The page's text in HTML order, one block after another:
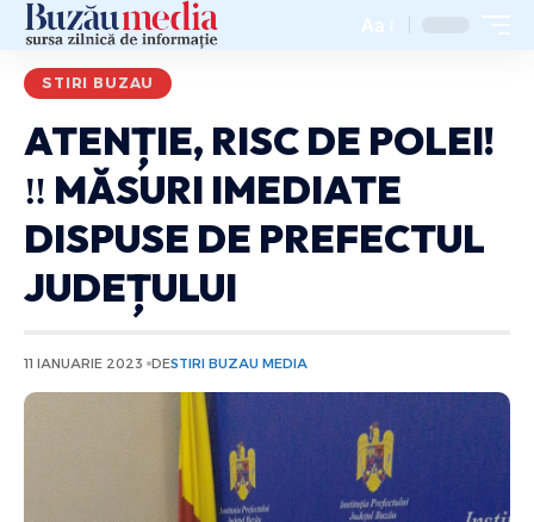
Aa
STIRI BUZAU
ATENȚIE, RISC DE POLEI!
‼️ MĂSURI IMEDIATE
DISPUSE DE PREFECTUL
JUDEȚULUI
11 IANUARIE 2023 DESTIRI BUZAU MEDIA